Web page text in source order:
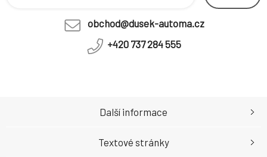
obchod@dusek-automa.cz
+420 737 284 555
Další informace
Textové stránky